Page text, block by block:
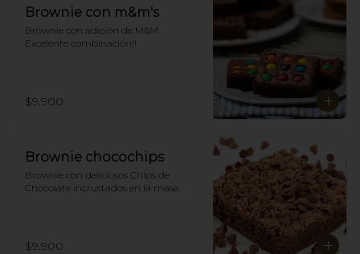
Brownie con m&m's
Brownie con adición de M&M.
Excelente combinación!!
$9.900
Brownie chocochips
Brownie con deliciosos Chips de
Chocolate incrustados en la masa.
$9.900